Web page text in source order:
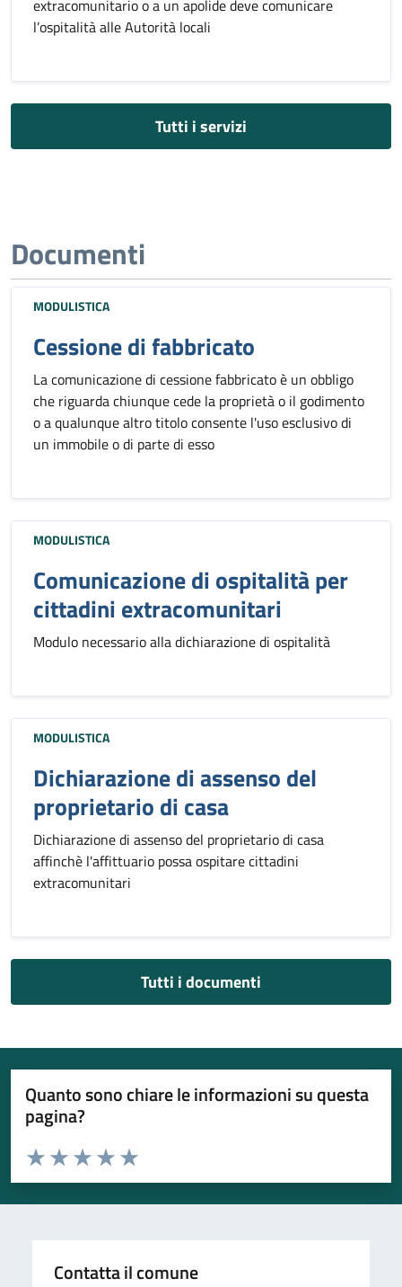
extracomunitario o a un apolide deve comunicare
l’ospitalità alle Autorità locali
Tutti i servizi
Documenti
MODULISTICA
Cessione di fabbricato
La comunicazione di cessione fabbricato è un obbligo
che riguarda chiunque cede la proprietà o il godimento
o a qualunque altro titolo consente l'uso esclusivo di
un immobile o di parte di esso
MODULISTICA
Comunicazione di ospitalità per
cittadini extracomunitari
Modulo necessario alla dichiarazione di ospitalità
MODULISTICA
Dichiarazione di assenso del
proprietario di casa
Dichiarazione di assenso del proprietario di casa
affinchè l'affittuario possa ospitare cittadini
extracomunitari
Tutti i documenti
Quanto sono chiare le informazioni su questa
pagina?
Valuta da 1 a 5 stelle la pagina
Valuta 5 stelle su 5
Valuta 4 stelle su 5
Valuta 3 stelle su 5
Valuta 2 stelle su 5
Valuta 1 stelle su 5
Contatta il comune